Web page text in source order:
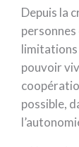
Depuis la
personnes
pouvoir
possible,